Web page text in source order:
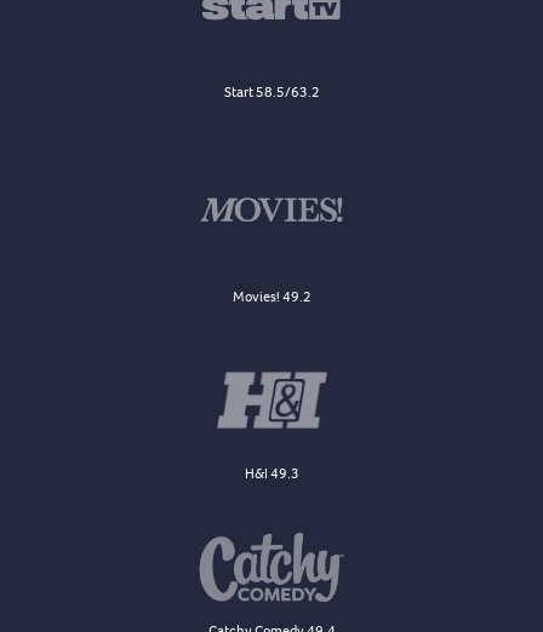
Start 58.5/63.2
Movies! 49.2
H&I 49.3